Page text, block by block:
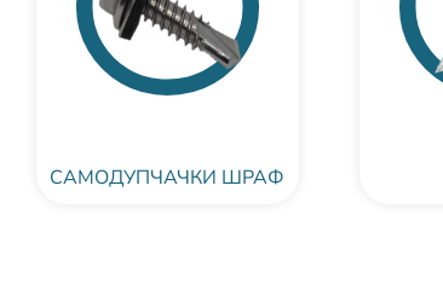
САМОДУПЧАЧКИ ШРАФ